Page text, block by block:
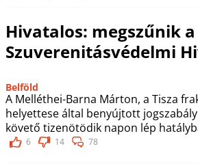
Hivatalos: megszűnik a
Szuverenitásvédelmi
Belföld
A Melléthei-Barna Márton, a Tisza
helyettese által benyújtott
követő tizenötödik napon lép
6 14 78